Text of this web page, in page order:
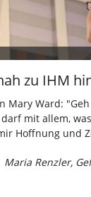
zu IHM
Mary Ward:
mit allem,
Hoffnung und
Maria Renzler,